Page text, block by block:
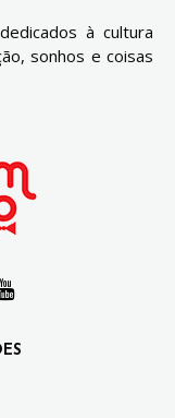
à cultura
sonhos e coisas